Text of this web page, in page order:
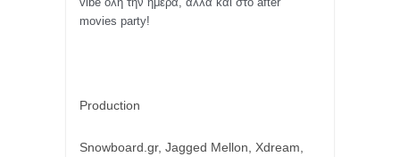
movies party!
Production
Snowboard.gr, Jagged Mellon, Xdream,